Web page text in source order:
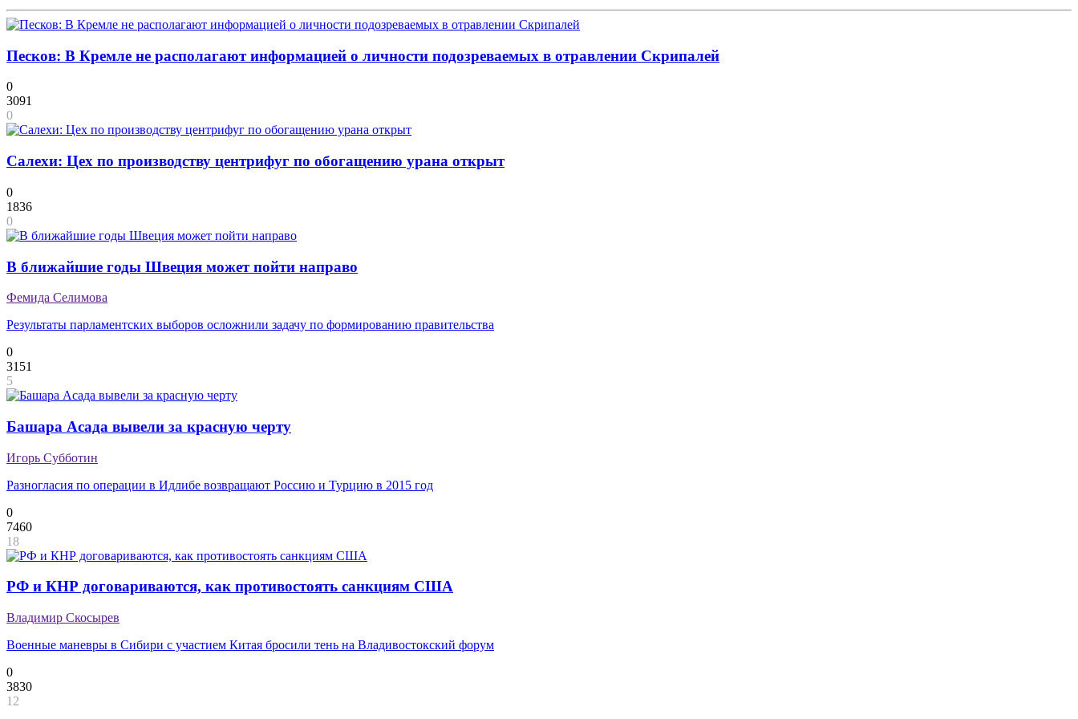
Песков: В Кремле не располагают информацией о личности подозреваемых в отравлении Скрипалей
0
3091
0
Салехи: Цех по производству центрифуг по обогащению урана открыт
0
1836
0
В ближайшие годы Швеция может пойти направо
Фемида Селимова
Результаты парламентских выборов осложнили задачу по формированию правительства
0
3151
5
Башара Асада вывели за красную черту
Игорь Субботин
Разногласия по операции в Идлибе возвращают Россию и Турцию в 2015 год
0
7460
18
РФ и КНР договариваются, как противостоять санкциям США
Владимир Скосырев
Военные маневры в Сибири с участием Китая бросили тень на Владивостокский форум
0
3830
12